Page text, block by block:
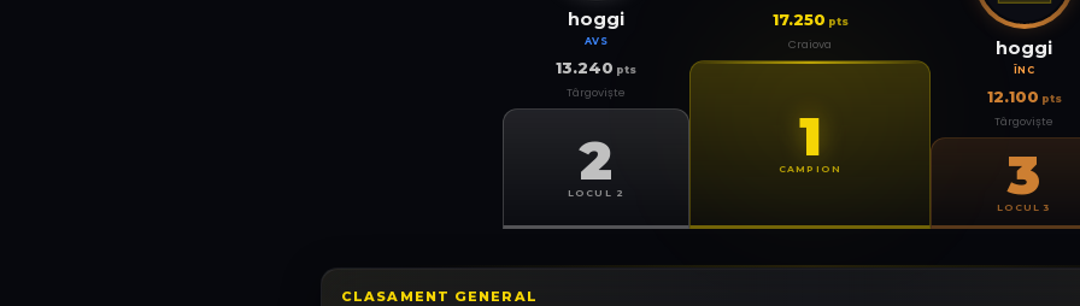
hoggi
AVS
13.240 pts
Târgoviște
2
LOCUL 2
17.250 pts
Craiova
1
CAMPION
hoggi
ÎNC
12.100 pts
Târgoviște
3
LOCUL 3
CLASAMENT GENERAL